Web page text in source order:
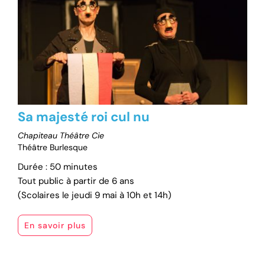
Sa majesté roi cul nu
Chapiteau Théâtre Cie
Théâtre Burlesque
Durée : 50 minutes
Tout public à partir de 6 ans
(Scolaires le jeudi 9 mai à 10h et 14h)
En savoir plus